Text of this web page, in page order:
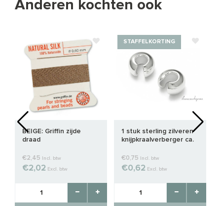
Anderen kochten ook
BEIGE: Griffin zijde
draad
€2,45 Incl. btw
€2,02 Excl. btw
STAFFELKORTING
1 stuk sterling zilveren
knijpkraalverberger ca.
€0,75 Incl. btw
€0,62 Excl. btw